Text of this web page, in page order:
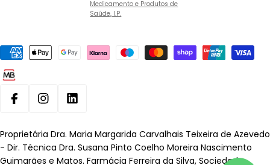
Medicamento e Produtos de
Saúde, I.P.
Métodos
pagamento
FacebookInstagramLinkedin
Proprietária Dra. Maria Margarida Carvalhais Teixeira de Azevedo
- Dir. Técnica Dra. Susana Pinto Coelho Moreira Nascimento
Guimarães e Matos. Farmácia Ferreira da Silva, Sociedade